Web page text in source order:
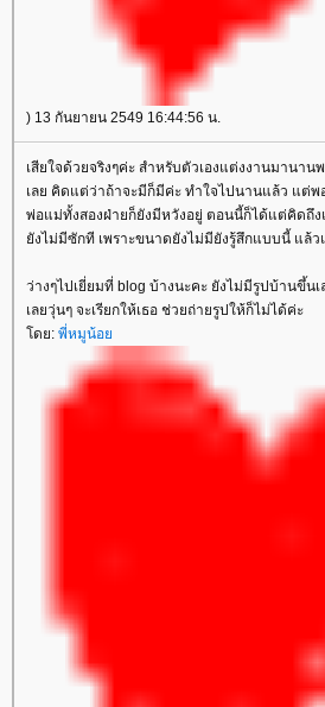
) 13 กันยายน 2549 16:44:56 น.
เสียใจด้วยจริงๆค่ะ สำหรับตัวเองแต่งงานมานา
เลย คิดแต่ว่าถ้าจะมีก็มีค่ะ ทำใจไปนานแล้ว แต่
พ่อแม่ทั้งสองฝ่ายก็ยังมีหวังอยู่ ตอนนี้ก็ได้แต่คิดถึ
งไม่มีซักที เพราะขนาดยังไม่มียังรู้สึกแบบนี้ แล้ว
ว่างๆไปเยี่ยมที่ blog บ้างนะคะ ยังไม่มีรูปบ้านขึ้น
เลยวุ่นๆ จะเรียกให้เธอ ช่วยถ่ายรูปให้ก็ไม่ได้ค่ะ
ดย: พี่หมูน้อ